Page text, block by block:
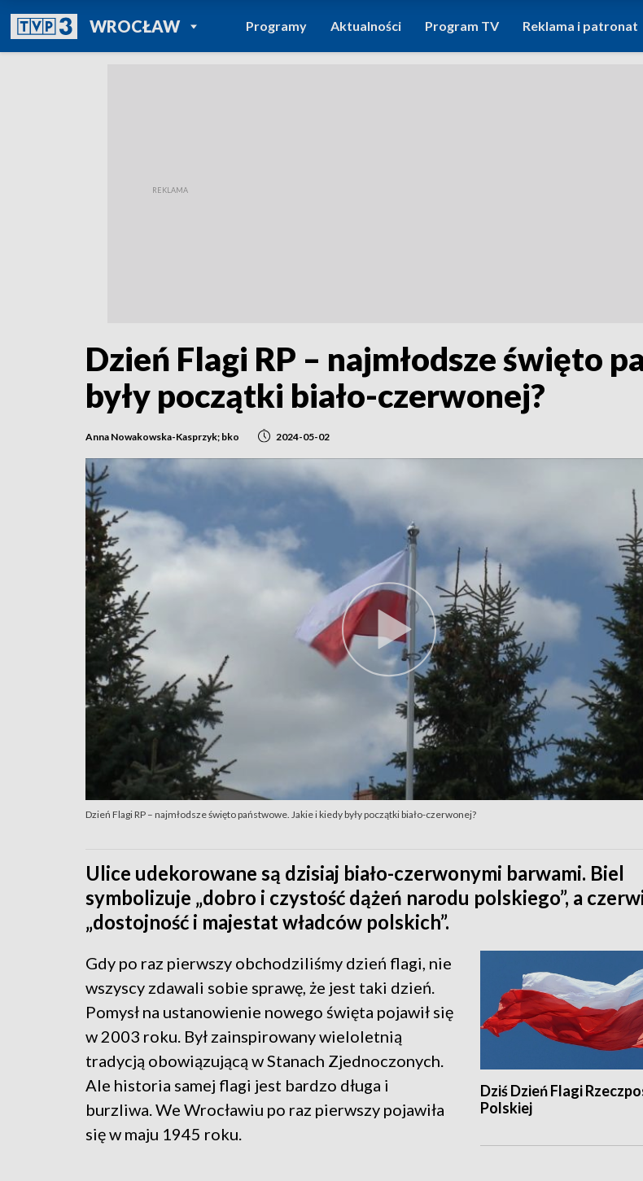
WROCŁAWPOWRÓT DO
TVP REGIONY
Programy Aktualności Program TV Reklama i patronat
Dzień Flagi RP – najmłodsze święto
były początki biało-czerwonej?
Anna Nowakowska-Kasprzyk; bko 2024-05-02
Dzień Flagi RP – najmłodsze święto państwowe. Jakie i kiedy były początki biało-czerwonej?
Ulice udekorowane są dzisiaj biało-czerwonymi barwami. Biel
symbolizuje „dobro i czystość dążeń narodu polskiego”, a
„dostojność i majestat władców polskich”.
Dziś Dzień Flagi
Polskiej
Gdy po raz pierwszy obchodziliśmy dzień flagi, nie
wszyscy zdawali sobie sprawę, że jest taki dzień.
Pomysł na ustanowienie nowego święta pojawił się
w 2003 roku. Był zainspirowany wieloletnią
tradycją obowiązującą w Stanach Zjednoczonych.
Ale historia samej flagi jest bardzo długa i
burzliwa. We Wrocławiu po raz pierwszy pojawiła
się w maju 1945 roku.